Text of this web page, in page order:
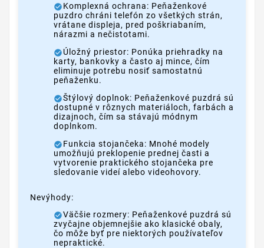
Komplexná ochrana: Peňaženkové
puzdro chráni telefón zo všetkých strán,
vrátane displeja, pred poškriabaním,
nárazmi a nečistotami.
Úložný priestor: Ponúka priehradky na
karty, bankovky a často aj mince, čím
eliminuje potrebu nosiť samostatnú
peňaženku.
Štýlový doplnok: Peňaženkové puzdrá sú
dostupné v rôznych materiáloch, farbách a
dizajnoch, čím sa stávajú módnym
doplnkom.
Funkcia stojančeka: Mnohé modely
umožňujú preklopenie prednej časti a
vytvorenie praktického stojančeka pre
sledovanie videí alebo videohovory.
Nevýhody:
Väčšie rozmery: Peňaženkové puzdrá sú
zvyčajne objemnejšie ako klasické obaly,
čo môže byť pre niektorých používateľov
nepraktické.